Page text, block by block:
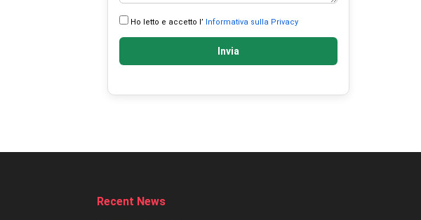
Ho letto e accetto l’ Informativa sulla Privacy
Invia
Recent News